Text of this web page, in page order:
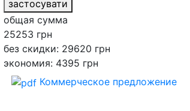
застосувати
общая сумма
25253 грн
без скидки: 29620 грн
экономия: 4395 грн
Коммерческое предложение